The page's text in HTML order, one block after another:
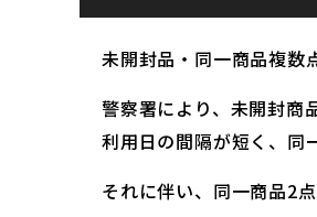
未開封品・同一商品複数
警察署により、未開封商
利用日の間隔が短く、同
それに伴い、同一商品2